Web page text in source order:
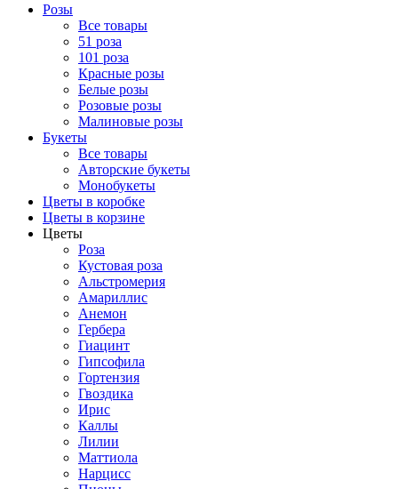
Розы
Все товары
51 роза
101 роза
Красные розы
Белые розы
Розовые розы
Малиновые розы
Букеты
Все товары
Авторские букеты
Монобукеты
Цветы в коробке
Цветы в корзине
Цветы
Роза
Кустовая роза
Альстромерия
Амариллис
Анемон
Гербера
Гиацинт
Гипсофила
Гортензия
Гвоздика
Ирис
Каллы
Лилии
Маттиола
Нарцисс